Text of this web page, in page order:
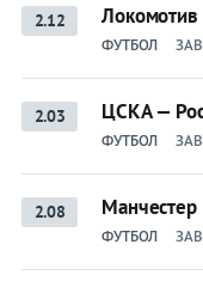
2.12
ФУТБОЛ
2.03 ЦСКА —
ФУТБОЛ
2.08
ФУТБОЛ